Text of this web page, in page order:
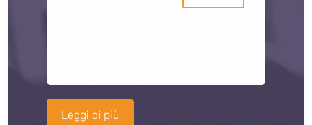
Leggi di più